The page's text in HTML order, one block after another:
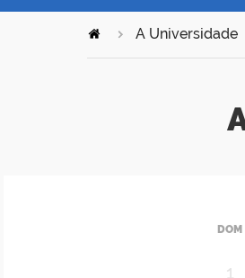
A Universidade
DOM
1